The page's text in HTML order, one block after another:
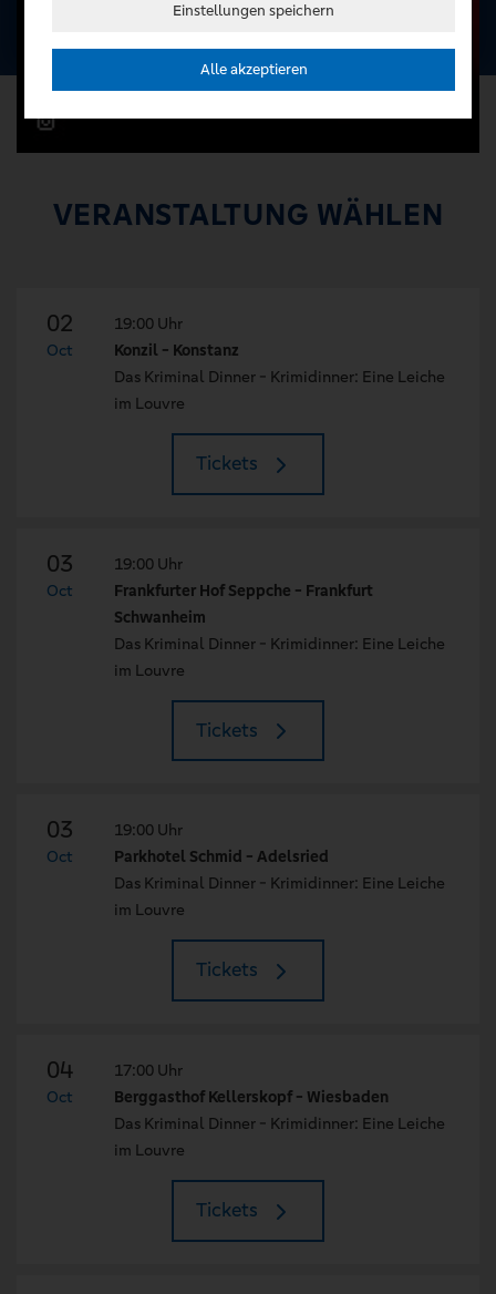
VERANSTALTUNG WÄHLEN
02
Oct
19:00 Uhr
Konzil - Konstanz
Das Kriminal Dinner - Krimidinner: Eine Leiche
im Louvre
Tickets
03
Oct
19:00 Uhr
Frankfurter Hof Seppche - Frankfurt
Schwanheim
Das Kriminal Dinner - Krimidinner: Eine Leiche
im Louvre
Tickets
03
Oct
19:00 Uhr
Parkhotel Schmid - Adelsried
Das Kriminal Dinner - Krimidinner: Eine Leiche
im Louvre
Tickets
04
Oct
17:00 Uhr
Berggasthof Kellerskopf - Wiesbaden
Das Kriminal Dinner - Krimidinner: Eine Leiche
im Louvre
Tickets
Einstellungen speichern
Alle akzeptieren